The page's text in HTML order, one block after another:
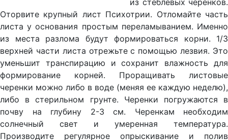
из стеблевых черенков.
Оторвите крупный лист Психотрии. Отломайте часть
листа у основания простым переламыванием. Именно
из места разлома будут формироваться корни. 1/3
верхней части листа отрежьте с помощью лезвия. Это
уменьшит транспирацию и сохранит влажность для
формирование корней. Проращивать листовые
черенки можно либо в воде (меняя ее каждую неделю),
либо в стерильном грунте. Черенки погружаются в
почву на глубину 2-3 см. Черенкам необходим
солнечный свет и умеренная температура.
Производите регулярное опрыскивание и полив